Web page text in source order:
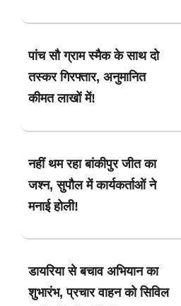
पांच सौ ग्राम स्मैक के साथ दो
तस्कर गिरफ्तार, अनुमानित
कीमत लाखों में!
नहीं थम रहा बांकीपुर जीत का
जश्न, सुपौल में कार्यकर्ताओं ने
मनाई होली!
डायरिया से बचाव अभियान का
शुभारंभ, प्रचार वाहन को सिविल